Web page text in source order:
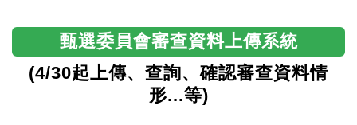
甄選委員會審查資料上傳系統
(4/30起上傳、查詢、確認審查資料情
形...等)